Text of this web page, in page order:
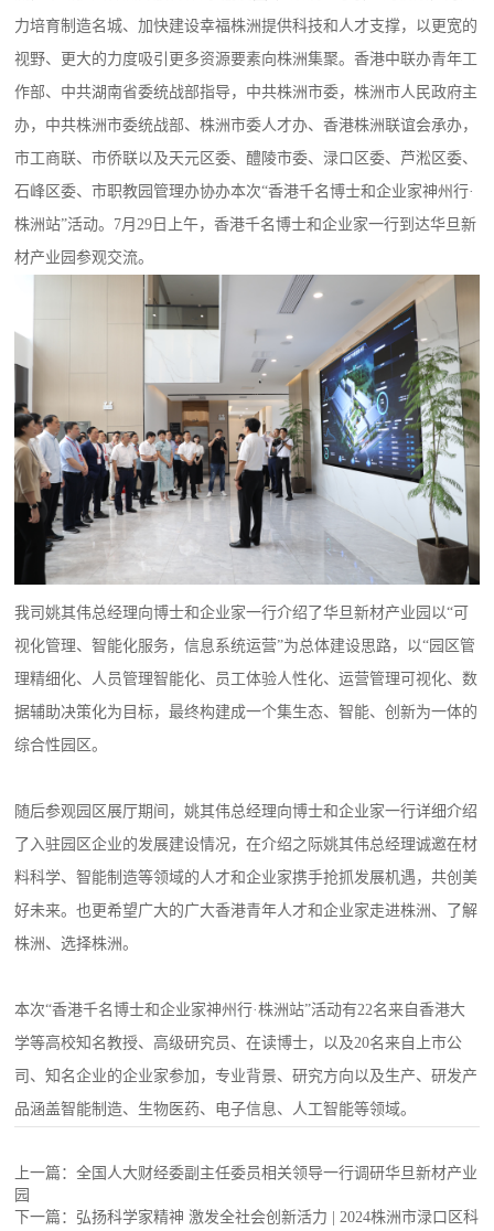
力培育制造名城、加快建设幸福株洲提供科技和人才支撑，以更宽的
视野、更大的力度吸引更多资源要素向株洲集聚。香港中联办青年工
作部、中共湖南省委统战部指导，中共株洲市委，株洲市人民政府主
办，中共株洲市委统战部、株洲市委人才办、香港株洲联谊会承办，
市工商联、市侨联以及天元区委、醴陵市委、渌口区委、芦淞区委、
石峰区委、市职教园管理办协办本次“香港千名博士和企业家神州行·
株洲站”活动。7月29日上午，香港千名博士和企业家一行到达华旦新
材产业园参观交流。
我司姚其伟总经理向博士和企业家一行介绍了华旦新材产业园以“可
视化管理、智能化服务，信息系统运营”为总体建设思路，以“园区管
理精细化、人员管理智能化、员工体验⼈性化、运营管理可视化、数
据辅助决策化为目标，最终构建成一个集生态、智能、创新为一体的
综合性园区。
随后参观园区展厅期间，姚其伟总经理向博士和企业家一行详细介绍
了入驻园区企业的发展建设情况，在介绍之际姚其伟总经理诚邀在材
料科学、智能制造等领域的人才和企业家携手抢抓发展机遇，共创美
好未来。也更希望广大的广大香港青年人才和企业家走进株洲、了解
株洲、选择株洲。
本次“香港千名博士和企业家神州行·株洲站”活动有22名来自香港大
学等高校知名教授、高级研究员、在读博士，以及20名来自上市公
司、知名企业的企业家参加，专业背景、研究方向以及生产、研发产
品涵盖智能制造、生物医药、电子信息、人工智能等领域。
上一篇：全国人大财经委副主任委员相关领导一行调研华旦新材产业
园
下一篇：弘扬科学家精神 激发全社会创新活力 | 2024株洲市渌口区科